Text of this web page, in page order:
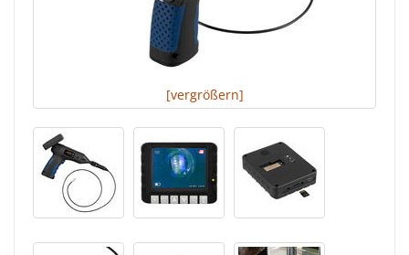
[vergrößern]